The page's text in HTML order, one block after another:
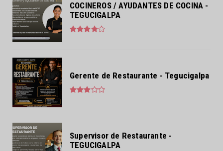
COCINEROS / AYUDANTES DE COCINA -
TEGUCIGALPA
Gerente de Restaurante - Tegucigalpa
Supervisor de Restaurante -
TEGUCIGALPA